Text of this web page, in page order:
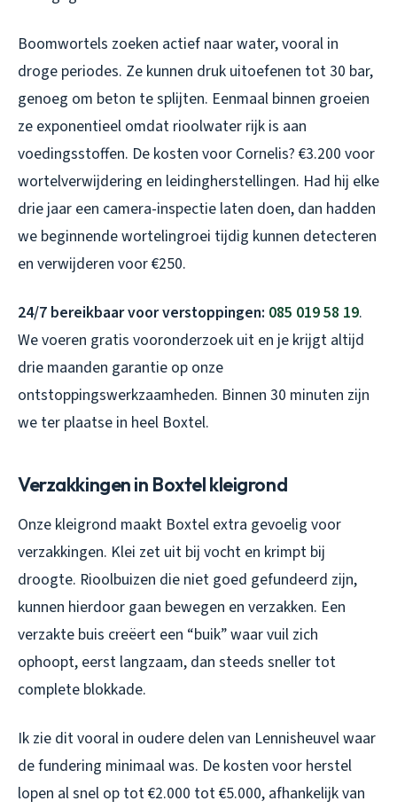
Boomwortels zoeken actief naar water, vooral in
droge periodes. Ze kunnen druk uitoefenen tot 30 bar,
genoeg om beton te splijten. Eenmaal binnen groeien
ze exponentieel omdat rioolwater rijk is aan
voedingsstoffen. De kosten voor Cornelis? €3.200 voor
wortelverwijdering en leidingherstellingen. Had hij elke
drie jaar een camera-inspectie laten doen, dan hadden
we beginnende wortelingroei tijdig kunnen detecteren
en verwijderen voor €250.
24/7 bereikbaar voor verstoppingen: 085 019 58 19.
We voeren gratis vooronderzoek uit en je krijgt altijd
drie maanden garantie op onze
ontstoppingswerkzaamheden. Binnen 30 minuten zijn
we ter plaatse in heel Boxtel.
Verzakkingen in Boxtel kleigrond
Onze kleigrond maakt Boxtel extra gevoelig voor
verzakkingen. Klei zet uit bij vocht en krimpt bij
droogte. Rioolbuizen die niet goed gefundeerd zijn,
kunnen hierdoor gaan bewegen en verzakken. Een
verzakte buis creëert een “buik” waar vuil zich
ophoopt, eerst langzaam, dan steeds sneller tot
complete blokkade.
Ik zie dit vooral in oudere delen van Lennisheuvel waar
de fundering minimaal was. De kosten voor herstel
lopen al snel op tot €2.000 tot €5.000, afhankelijk van